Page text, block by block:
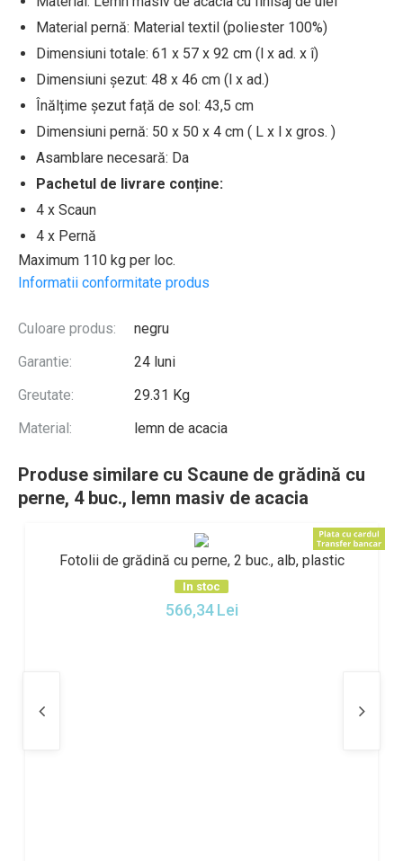
Material pernă: Material textil (poliester 100%)
Dimensiuni totale: 61 x 57 x 92 cm (l x ad. x î)
Dimensiuni șezut: 48 x 46 cm (l x ad.)
Înălțime șezut față de sol: 43,5 cm
Dimensiuni pernă: 50 x 50 x 4 cm ( L x l x gros. )
Asamblare necesară: Da
Pachetul de livrare conține:
4 x Scaun
4 x Pernă
Maximum 110 kg per loc.
Informatii conformitate produs
Culoare produs:
negru
Garantie:
24 luni
Greutate:
29.31 Kg
Material:
lemn de acacia
Produse similare cu Scaune de grădină cu
perne, 4 buc., lemn masiv de acacia
Fotolii de grădină cu perne, 2 buc., alb, plastic
In stoc
566,34 Lei